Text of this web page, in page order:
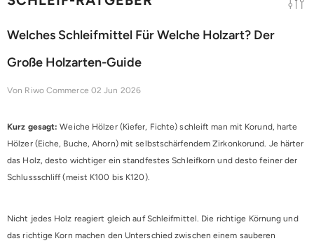
Welches Schleifmittel Für Welche Holzart? Der
Große Holzarten-Guide
Von Riwo Commerce 02 Jun 2026
Kurz gesagt: Weiche Hölzer (Kiefer, Fichte) schleift man mit Korund, harte
Hölzer (Eiche, Buche, Ahorn) mit selbstschärfendem Zirkonkorund. Je härter
das Holz, desto wichtiger ein standfestes Schleifkorn und desto feiner der
Schlussschliff (meist K100 bis K120).
Nicht jedes Holz reagiert gleich auf Schleifmittel. Die richtige Körnung und
das richtige Korn machen den Unterschied zwischen einem sauberen